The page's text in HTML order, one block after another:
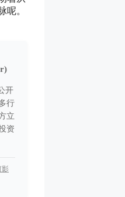
呢。
开
行
立
资
影